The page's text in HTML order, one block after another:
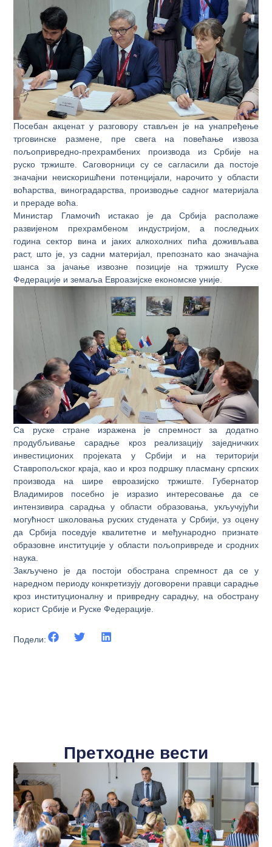
Посебан акценат у разговору стављен је на унапређење
трговинске размене, пре свега на повећање извоза
пољопривредно-прехрамбених производа из Србије на
руско тржиште. Саговорници су се сагласили да постоје
значајни неискоришћени потенцијали, нарочито у области
воћарства, виноградарства, производње садног материјала
и прераде воћа.
Министар Гламочић истакао је да Србија располаже
развијеном прехрамбеном индустријом, а последњих
година сектор вина и јаких алкохолних пића доживљава
раст, што је, уз садни материјал, препознато као значајна
шанса за јачање извозне позиције на тржишту Руске
Федерације и земаља Евроазијске економске уније.
Са руске стране изражена је спремност за додатно
продубљивање сарадње кроз реализацију заједничких
инвестиционих пројеката у Србији и на територији
Ставропољског краја, као и кроз подршку пласману српских
производа на шире евроазијско тржиште. Губернатор
Владимиров посебно је изразио интересовање да се
интензивира сарадња у области образовања, укључујући
могућност школовања руских студената у Србији, уз оцену
да Србија поседује квалитетне и међународно признате
образовне институције у области пољопривреде и сродних
наука.
Закључено је да постоји обострана спремност да се у
наредном периоду конкретизују договорени правци сарадње
кроз институционалну и привредну сарадњу, на обострану
корист Србије и Руске Федерације.
Подели:
Претходне вести